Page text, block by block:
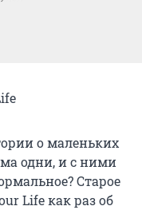
о маленьких
одни, и с ними
Старое
Life как раз об